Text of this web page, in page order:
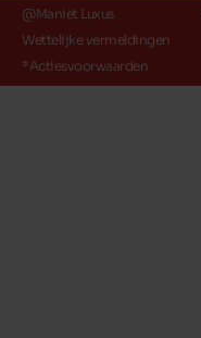
@Maniet Luxus
Wettelijke vermeldingen
*Actiesvoorwaarden